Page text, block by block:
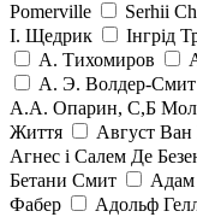
Pomerville
Serhii
І. Щедрик
Інгрід
А. Тихомиров
А. Э. Волдер-Смит
А.А. Опарин, С,Б
Життя
Август Ван
Агнес і Салем Де
Бетани Смит
Адам
Фабер
Адольф